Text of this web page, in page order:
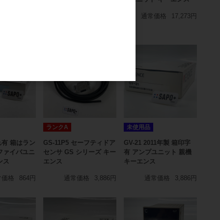
通常価格 17,273円
箱はラン
ァイバユニ
ス
格 864円
ランクA
GS-11P5 セーフティドア
センサ GS シリーズ キー
エンス
通常価格 3,886円
未使用品
GV-21 2011年製 箱印字
有 アンプユニット 親機
キーエンス
通常価格 3,886円